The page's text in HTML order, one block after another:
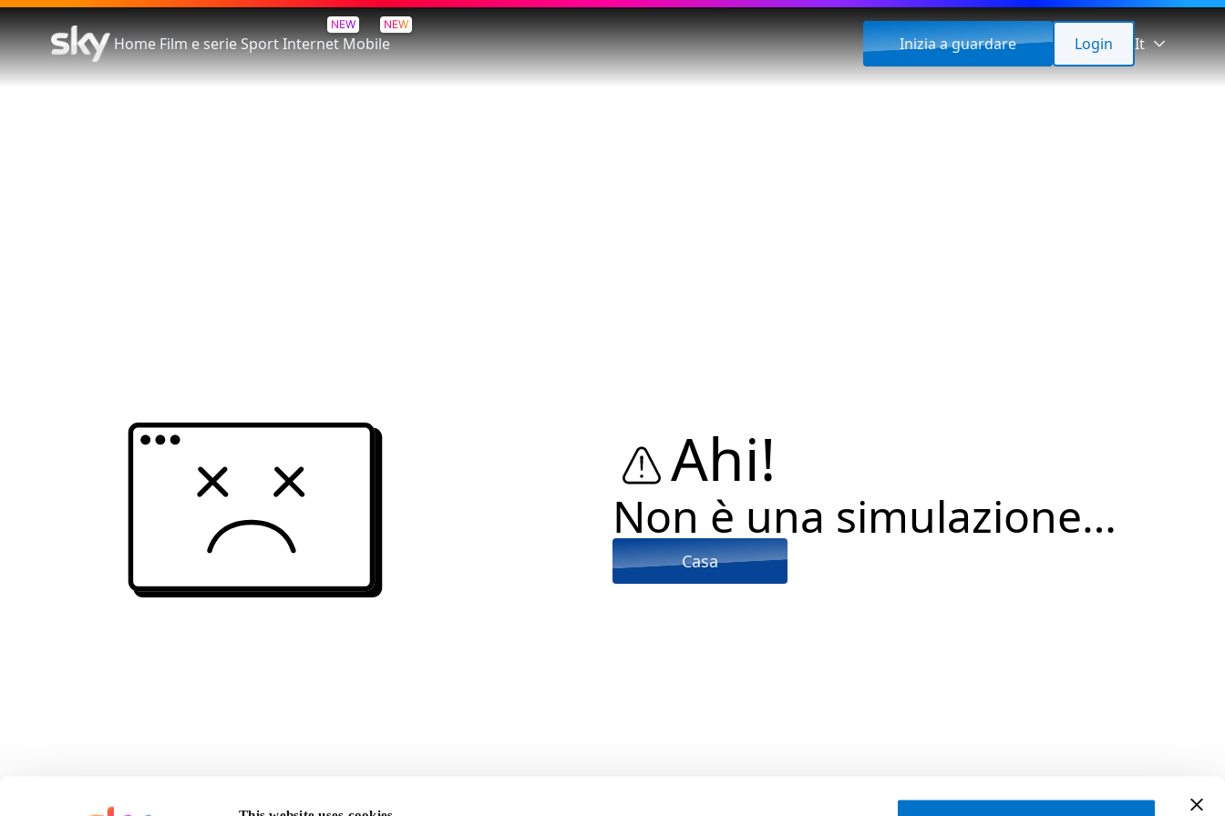
HomeFilm e serieSport
NEW
Internet
NEW
Mobile Inizia a guardare Login It
Ahi!
Non è una simulazione…
Casa